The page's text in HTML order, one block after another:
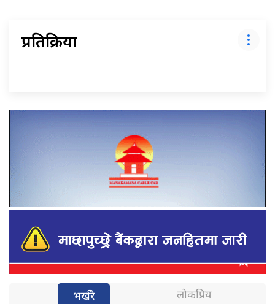
प्रतिक्रिया
भर्खरै लोकप्रिय